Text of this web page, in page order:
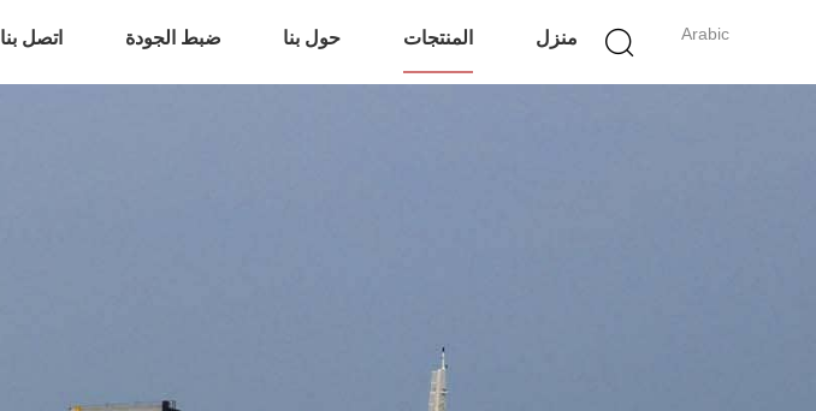
Arabic منزل المنتجات حول بنا ضبط الجودة اتصل بنا